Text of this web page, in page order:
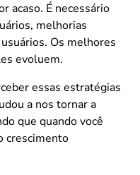
acaso. É necessário
melhorias
Os melhores
evoluem.
essas estratégias
a nos tornar a
que quando você
crescimento